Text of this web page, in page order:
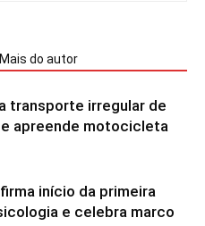
Mais do autor
transporte irregular de
apreende motocicleta
início da primeira
e celebra marco